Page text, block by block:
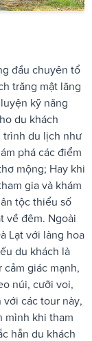
đầu chuyên tổ
trăng mật lãng
kỹ năng
du khách
trình du lịch như
phá các điểm
mộng; Hay khi
gia và khám
tộc thiểu số
về đêm. Ngoài
Lạt với làng hoa
du khách là
giác mạnh,
núi, cưỡi voi,
các tour này,
mình khi tham
hẵn du khách